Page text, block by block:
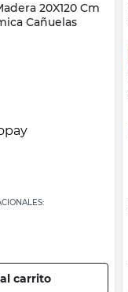
20X120 Cm
Cañuelas
carrito